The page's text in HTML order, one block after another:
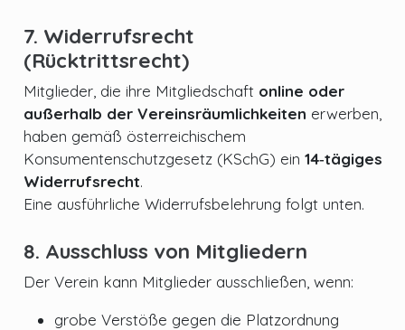
7. Widerrufsrecht
(Rücktrittsrecht)
Mitglieder, die ihre Mitgliedschaft online oder
außerhalb der Vereinsräumlichkeiten erwerben,
haben gemäß österreichischem
Konsumentenschutzgesetz (KSchG) ein 14‑tägiges
Widerrufsrecht.
Eine ausführliche Widerrufsbelehrung folgt unten.
8. Ausschluss von Mitgliedern
Der Verein kann Mitglieder ausschließen, wenn:
grobe Verstöße gegen die Platzordnung